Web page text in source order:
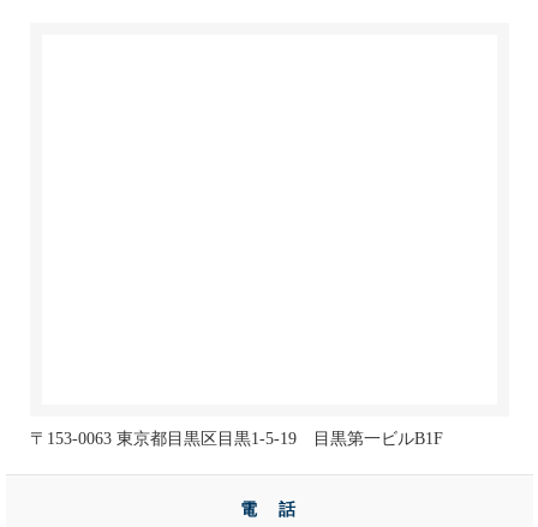
〒153-0063 東京都目黒区目黒1-5-19 目黒第一ビルB1F
電 話